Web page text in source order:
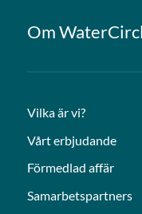
Om
Vilka är vi?
Vårt erbjudande
Förmedlad affär
Samarbetspartners